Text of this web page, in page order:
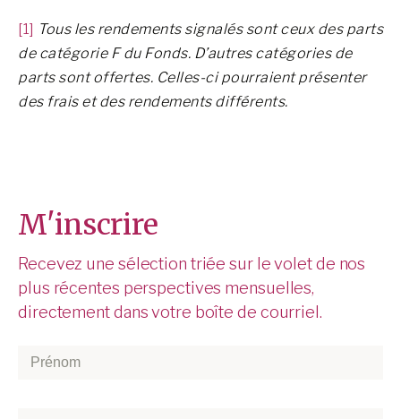
[1] Tous les rendements signalés sont ceux des parts
de catégorie F du Fonds. D’autres catégories de
parts sont offertes. Celles-ci pourraient présenter
des frais et des rendements différents.
M'inscrire
Recevez une sélection triée sur le volet de nos
plus récentes perspectives mensuelles,
directement dans votre boîte de courriel.
Prénom*